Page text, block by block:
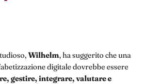
Wilhelm, ha suggerito che una
digitale dovrebbe essere
gestire, integrare, valutare e